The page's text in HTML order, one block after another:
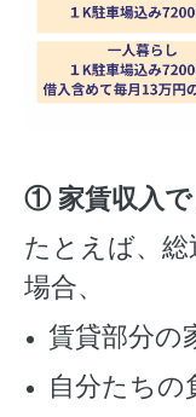
① 家賃収入で
たとえば、
場合、
賃貸部分の
自分たちの